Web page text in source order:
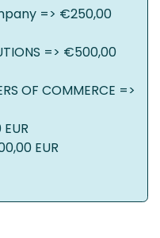
=> €250,00
=> €500,00
OF COMMERCE =>
EUR